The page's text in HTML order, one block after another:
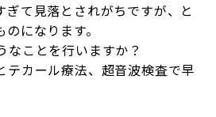
ぎて見落とされがちですが、と
になります。
なことを行いますか？
テカール療法、超音波検査で早